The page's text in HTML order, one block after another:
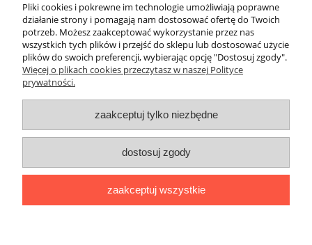
O firmie
Użycie nazw marek i typów, np. odkurzaczy lub akcesoriów do
odkurzaczy, ma charakter tylko i wyłącznie porównawczo -
informacyjny.
accessories for vacuum cleaners, is a only comparatively -
information.
Pliki cookies i pokrewne im technologie umożliwiają poprawne
działanie strony i pomagają nam dostosować ofertę do Twoich
potrzeb. Możesz zaakceptować wykorzystanie przez nas
wszystkich tych plików i przejść do sklepu lub dostosować użycie
plików do swoich preferencji, wybierając opcję "Dostosuj zgody".
Więcej o plikach cookies przeczytasz w naszej Polityce
prywatności.
zaakceptuj tylko niezbędne
dostosuj zgody
zaakceptuj wszystkie